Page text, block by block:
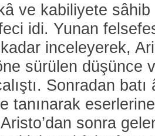
ve kabiliyete
idi. Yunan
kadar inceleyerek,
sürülen düşünce
Sonradan
tanınarak
sonra